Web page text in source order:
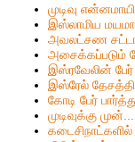
முடிவு
இஸ்லாமிய
அவலட்சண
அசைக்கப்படும்
இஸ்ரவேலின் பேர்
இஸ்ரேல்
கோடி பேர்
முடிவுக்கு முன்...
கடைசிநாட்களில்